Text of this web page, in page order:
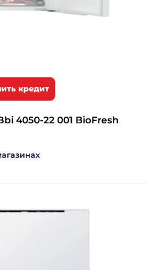
кредит
4050-22 001 BioFresh